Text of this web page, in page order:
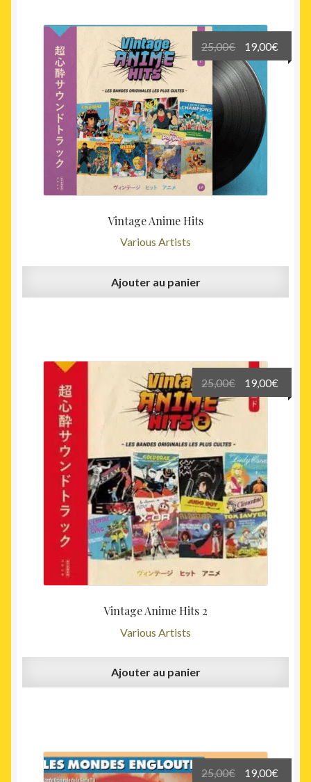
Vintage Anime Hits
Various Artists
25,00€
Le
prix
initial
était :
25,00€.
19,00€
prix
Ajouter au panier
Vintage Anime Hits 2
Various Artists
25,00€
Le
prix
initial
25,00€.
19,00€
prix
Ajouter au panier
25,00€
Le19,00€